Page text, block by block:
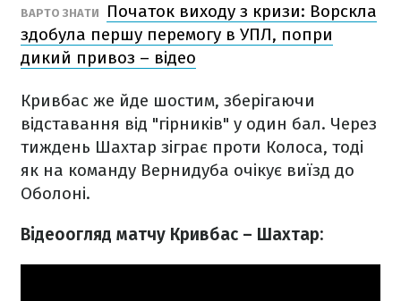
ВАРТО ЗНАТИ
Початок виходу з кризи: Ворскла
здобула першу перемогу в УПЛ, попри
дикий привоз – відео
Кривбас же йде шостим, зберігаючи
відставання від "гірників" у один бал. Через
тиждень Шахтар зіграє проти Колоса, тоді
як на команду Вернидуба очікує виїзд до
Оболоні.
Відеоогляд матчу Кривбас – Шахтар: